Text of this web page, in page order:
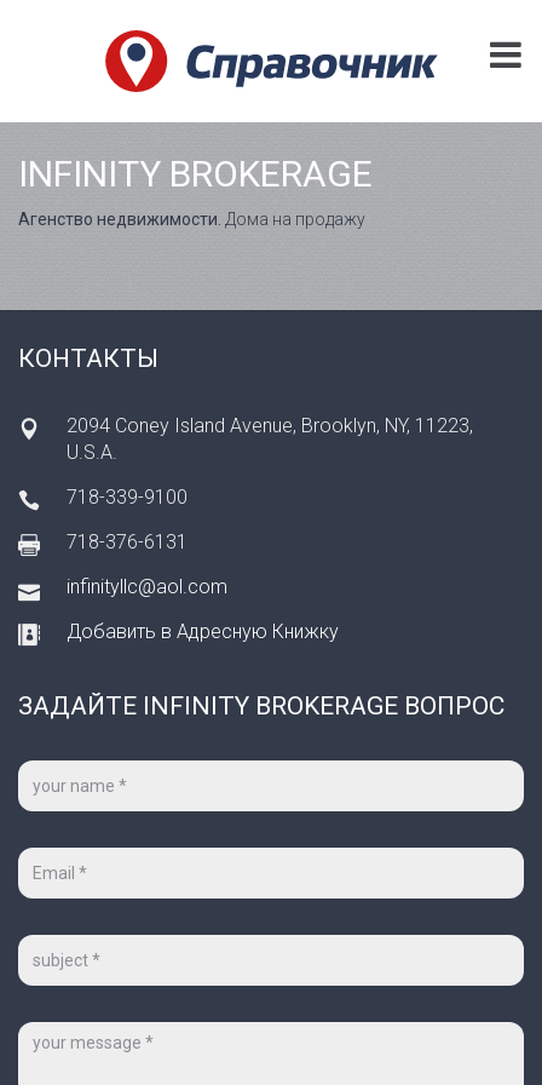
INFINITY BROKERAGE
Агенство недвижимости. Дома на продажу
КОНТАКТЫ
2094 Coney Island Avenue, Brooklyn, NY, 11223,
U.S.A.
718-339-9100
718-376-6131
infinityllc@aol.com
Добавить в Адресную Книжку
ЗАДАЙТЕ INFINITY BROKERAGE ВОПРОС
Ваше
имя
Ваш
mail
Тема
Сообщение